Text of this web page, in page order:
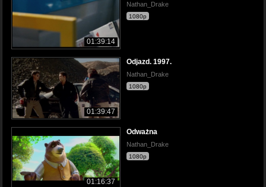
01:39:14
Nathan_Drake
1080p
01:39:47
Odjazd. 1997.
Nathan_Drake
1080p
01:16:37
Odważna
Nathan_Drake
1080p